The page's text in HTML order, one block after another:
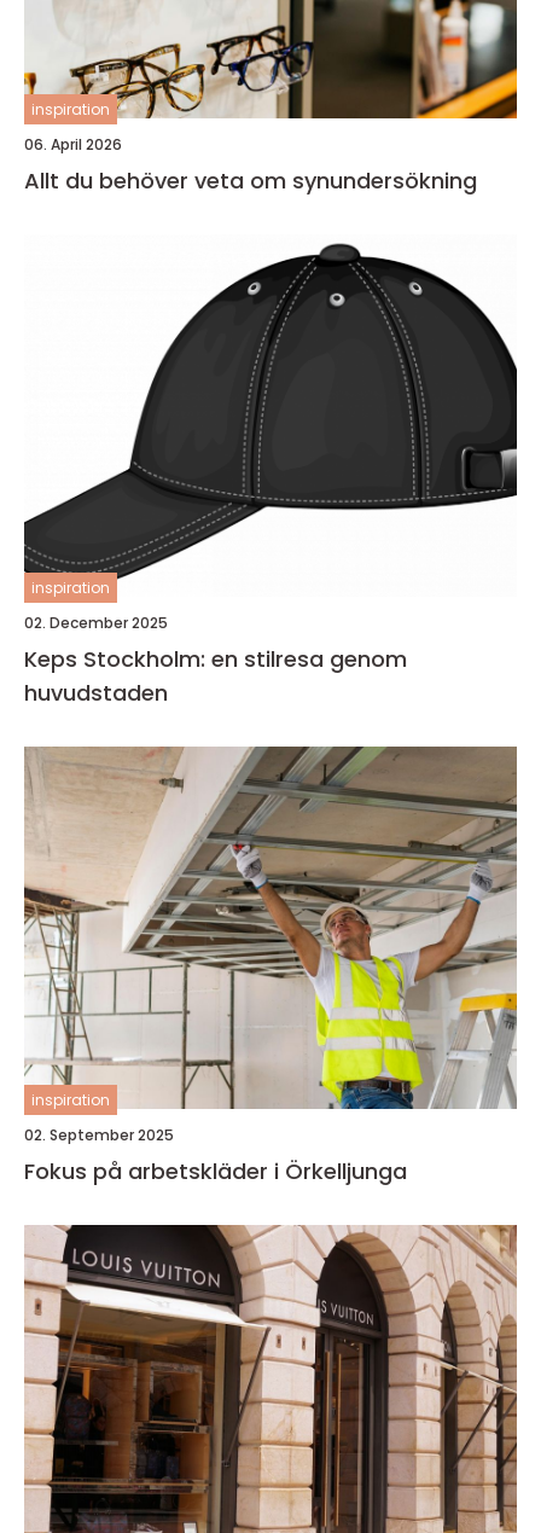
inspiration
06. April 2026
Allt du behöver veta om synundersökning
inspiration
02. December 2025
Keps Stockholm: en stilresa genom
huvudstaden
inspiration
02. September 2025
Fokus på arbetskläder i Örkelljunga